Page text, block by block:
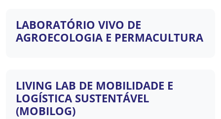
LABORATÓRIO VIVO DE
AGROECOLOGIA E PERMACULTURA
LIVING LAB DE MOBILIDADE E
LOGÍSTICA SUSTENTÁVEL
(MOBILOG)